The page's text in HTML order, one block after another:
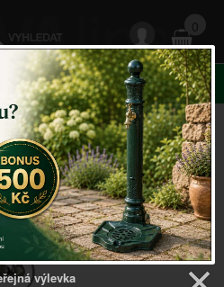
0
dekorace->Adventní
červený 68cm
výlevka